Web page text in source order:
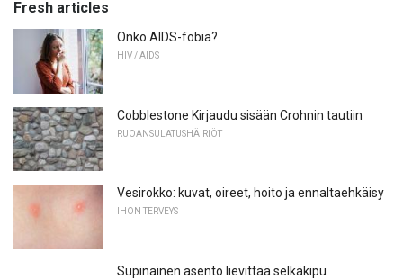
Fresh articles
Onko AIDS-fobia?
HIV / AIDS
Cobblestone Kirjaudu sisään Crohnin tautiin
RUOANSULATUSHÄIRIÖT
Vesirokko: kuvat, oireet, hoito ja ennaltaehkäisy
IHON TERVEYS
Supinainen asento lievittää selkäkipu